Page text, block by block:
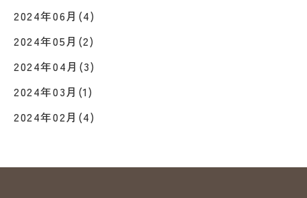
2024年06月(4)
2024年05月(2)
2024年04月(3)
2024年03月(1)
2024年02月(4)